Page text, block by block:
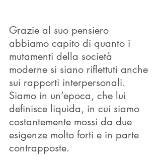
Grazie al suo pensiero
abbiamo capito di quanto i
mutamenti della società
moderne si siano riflettuti anche
sui rapporti interpersonali.
Siamo in un’epoca, che lui
definisce liquida, in cui siamo
costantemente mossi da due
esigenze molto forti e in parte
contrapposte.